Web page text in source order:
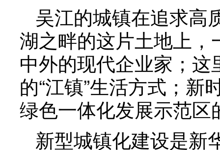
吴江的城镇在追求高
湖之畔的这片土地上，
中外的现代企业家；
的“江镇”生活方式；
绿色一体化发展示范区
新型城镇化建设是新